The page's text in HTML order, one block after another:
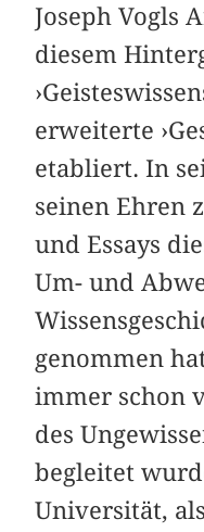
Joseph Vogls
diesem
erweiterte
etabliert. In
seinen Ehren
und Essays
Um- und
genommen
immer schon
des
begleitet
Universität,